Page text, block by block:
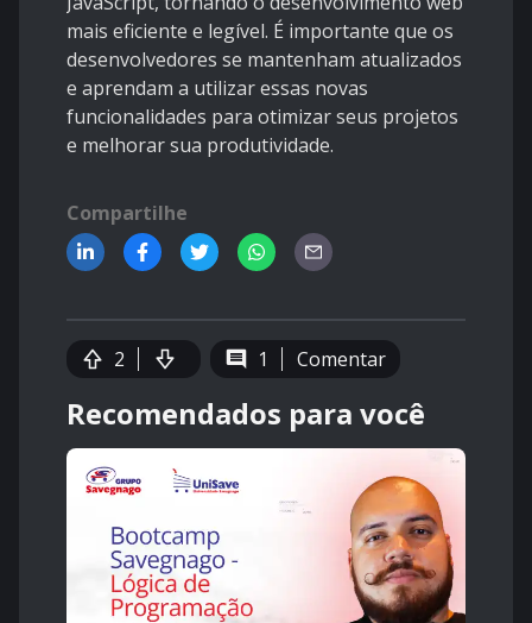
mais eficiente e legível. É importante que os
desenvolvedores se mantenham atualizados
e aprendam a utilizar essas novas
funcionalidades para otimizar seus projetos
e melhorar sua produtividade.
Compartilhe
2 1 Comentar
Recomendados para você